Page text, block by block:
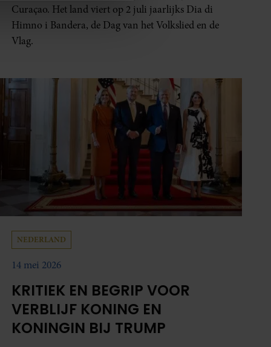
te bieden en om ons
partners voor social
die u aan ze heeft
met onze cookies als u
Curaçao. Het land viert op 2 juli jaarlijks Dia di
Himno i Bandera, de Dag van het Volkslied en de
Vlag.
NEDERLAND
14 mei 2026
KRITIEK EN BEGRIP VOOR
VERBLIJF KONING EN
KONINGIN BIJ TRUMP